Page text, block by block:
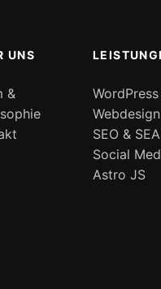
UNS
&
WordPress
Webdesign
SEO & SEA
Social
Astro JS